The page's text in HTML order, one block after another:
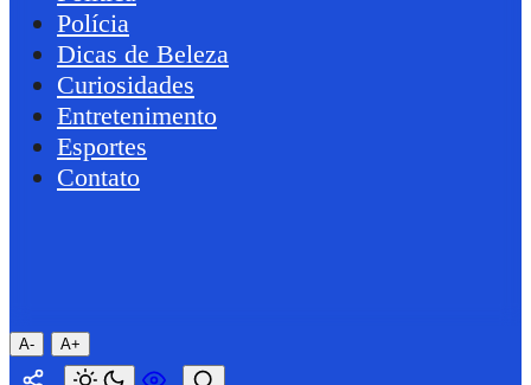
Polícia
Dicas de Beleza
Curiosidades
Entretenimento
Esportes
Contato
A- A+